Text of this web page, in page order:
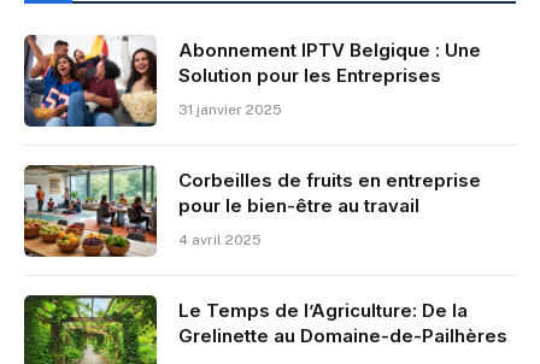
Abonnement IPTV Belgique : Une
Solution pour les Entreprises
31 janvier 2025
Corbeilles de fruits en entreprise
pour le bien-être au travail
4 avril 2025
Le Temps de l’Agriculture: De la
Grelinette au Domaine-de-Pailhères